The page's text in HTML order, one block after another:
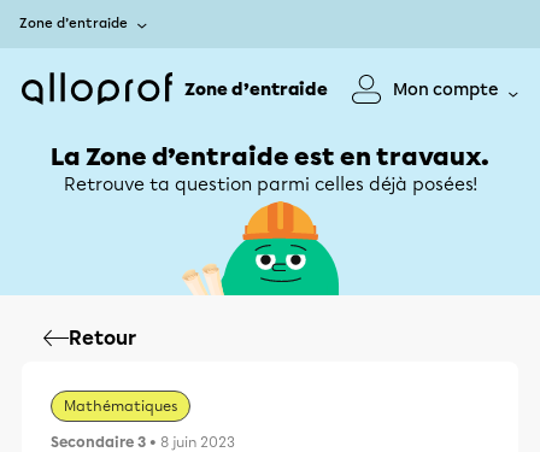
Zone d’entraide
Zone d’entraide Mon compte
La Zone d’entraide est en travaux.
Retrouve ta question parmi celles déjà posées!
Retour
Mathématiques
Secondaire 3 • 8 juin 2023